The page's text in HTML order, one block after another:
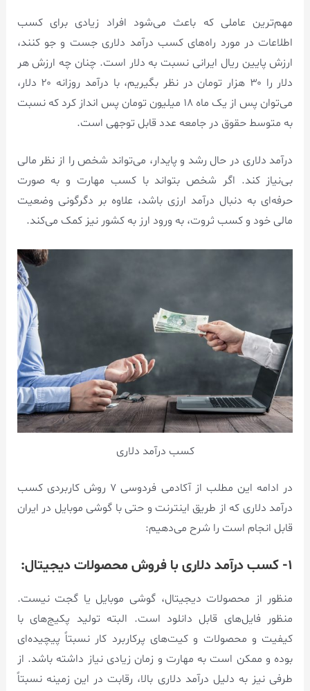
مهم‌ترین عاملی که باعث می‌شود افراد زیادی برای کسب
اطلاعات در مورد راه‌های کسب درآمد دلاری جست و جو کنند،
ارزش پایین ریال ایرانی نسبت به دلار است. چنان چه ارزش هر
دلار را ۳۰ هزار تومان در نظر بگیریم، با درآمد روزانه ۲۰ دلار،
می‌توان پس از یک ماه ۱۸ میلیون تومان پس انداز کرد که نسبت
به متوسط حقوق در جامعه عدد قابل توجهی است.
درآمد دلاری در حال رشد و پایدار، می‌تواند شخص را از نظر مالی
بی‌نیاز کند. اگر شخص بتواند با کسب مهارت و به ‌صورت
حرفه‌ای به دنبال درآمد ارزی باشد، علاوه بر دگرگونی وضعیت
مالی خود و کسب ثروت، به ورود ارز به کشور نیز کمک می‌کند.
کسب درآمد دلاری
در ادامه این مطلب از آکادمی فردوسی ۷ روش کاربردی کسب
درآمد دلاری که از طریق اینترنت و حتی با گوشی موبایل در ایران
قابل انجام است را شرح می‌دهیم:
۱- کسب درآمد دلاری با فروش محصولات دیجیتال:
منظور از محصولات دیجیتال، گوشی موبایل یا گجت نیست.
منظور فایل‌های قابل دانلود است. البته تولید پکیج‌های با
کیفیت و محصولات و کیت‌های پرکاربرد کار نسبتاً پیچیده‌ای
بوده و ممکن است به مهارت و زمان زیادی نیاز داشته باشد. از
طرفی نیز به دلیل درآمد دلاری بالا، رقابت در این زمینه نسبتاً